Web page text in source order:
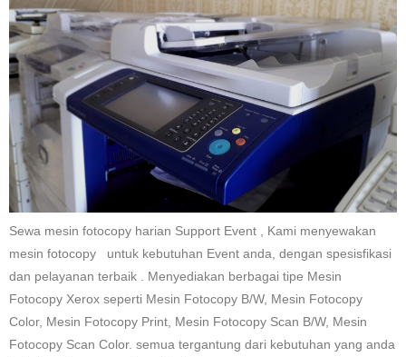
Sewa mesin fotocopy harian Support Event , Kami menyewakan
mesin fotocopy untuk kebutuhan Event anda, dengan spesisfikasi
dan pelayanan terbaik . Menyediakan berbagai tipe Mesin
Fotocopy Xerox seperti Mesin Fotocopy B/W, Mesin Fotocopy
Color, Mesin Fotocopy Print, Mesin Fotocopy Scan B/W, Mesin
Fotocopy Scan Color. semua tergantung dari kebutuhan yang anda